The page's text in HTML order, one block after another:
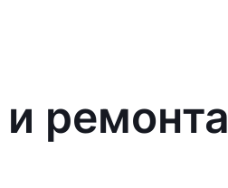
ремонта